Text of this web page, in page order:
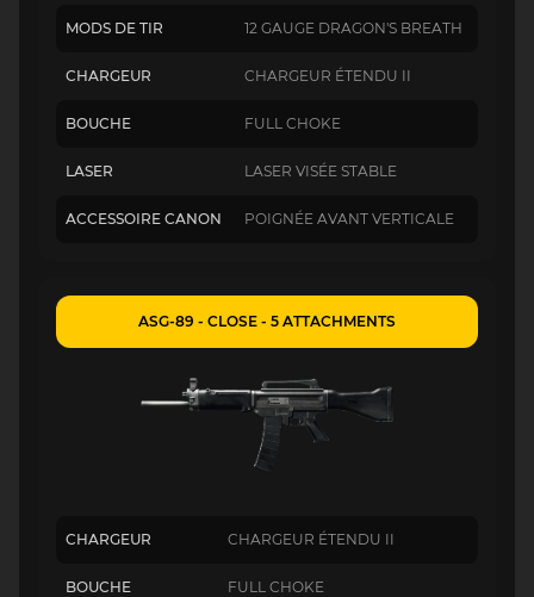
MODS DE TIR 12 GAUGE DRAGON'S BREATH
CHARGEUR CHARGEUR ÉTENDU II
BOUCHE FULL CHOKE
LASER LASER VISÉE STABLE
ACCESSOIRE CANON POIGNÉE AVANT VERTICALE
ASG-89 - CLOSE - 5 ATTACHMENTS
CHARGEUR CHARGEUR ÉTENDU II
BOUCHE FULL CHOKE